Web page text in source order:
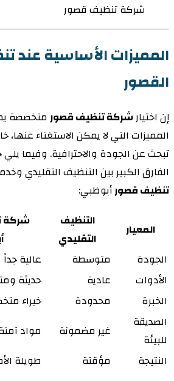
شركة تنظيف قصور
المميزات الأساسية عند
القصور
إن اختيارشركة تنظيف قصور متخصصة
المميزات التي لا يمكن الاستغناء عنها،
تبحث عن الجودة والاحترافية. وفيما
الفارق الكبير بين التنظيف التقليدي
تنظيف قصورأبوظبي:
المعيار
التنظيف
التقليدي
شركة
الجودة
متوسطة
عالية جداً
الأدوات
عادية
حديثة
الخبرة
محدودة
خبراء
الصديقة
للبيئة
غير مضمونة
مواد
النتيجة
مؤقتة
طويلة